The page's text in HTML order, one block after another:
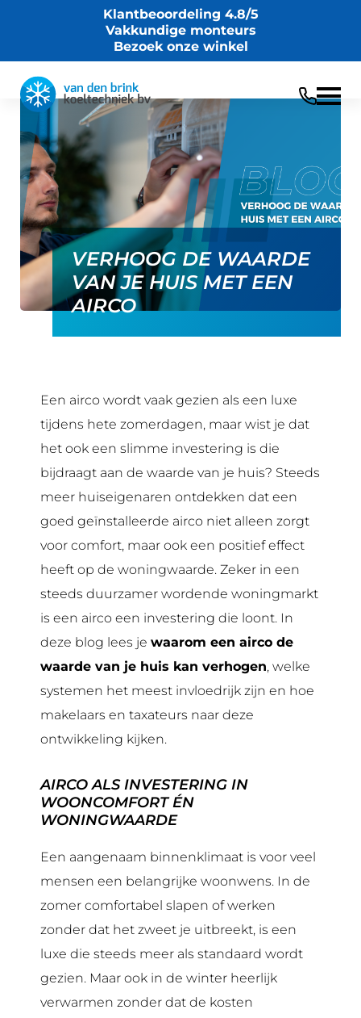
Klantbeoordeling 4.8/5
Vakkundige monteurs
Bezoek onze winkel
VERHOOG DE WAARDE
VAN JE HUIS MET EEN
AIRCO
Een airco wordt vaak gezien als een luxe
tijdens hete zomerdagen, maar wist je dat
het ook een slimme investering is die
bijdraagt aan de waarde van je huis? Steeds
meer huiseigenaren ontdekken dat een
goed geïnstalleerde airco niet alleen zorgt
voor comfort, maar ook een positief effect
heeft op de woningwaarde. Zeker in een
steeds duurzamer wordende woningmarkt
is een airco een investering die loont. In
deze blog lees je waarom een airco de
waarde van je huis kan verhogen, welke
systemen het meest invloedrijk zijn en hoe
makelaars en taxateurs naar deze
ontwikkeling kijken.
AIRCO ALS INVESTERING IN
WOONCOMFORT ÉN
WONINGWAARDE
Een aangenaam binnenklimaat is voor veel
mensen een belangrijke woonwens. In de
zomer comfortabel slapen of werken
zonder dat het zweet je uitbreekt, is een
luxe die steeds meer als standaard wordt
gezien. Maar ook in de winter heerlijk
verwarmen zonder dat de kosten